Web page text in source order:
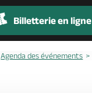
Billetterie en ligne
Agenda des événements